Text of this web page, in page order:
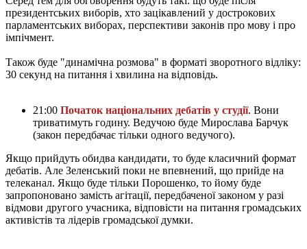
президентських виборів, хто зацікавлений у дострокових
парламентських виборах, перспективи законів про мову і про
імпічмент.
Також буде "динамічна розмова" в форматі зворотного відліку:
30 секунд на питання і хвилина на відповідь.
21:00 Початок національних дебатів у студії. Вони
триватимуть годину. Ведучою буде Мирослава Барчук
(закон передбачає тільки одного ведучого).
Якщо прийдуть обидва кандидати, то буде класичний формат
дебатів. Але Зеленський поки не впевнений, що прийде на
телеканал. Якщо буде тільки Порошенко, то йому буде
запропоновано замість агітації, передбаченої законом у разі
відмови другого учасника, відповісти на питання громадських
активістів та лідерів громадської думки.